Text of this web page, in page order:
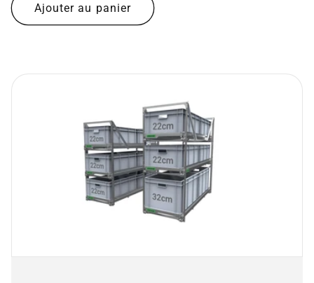
Ajouter au panier